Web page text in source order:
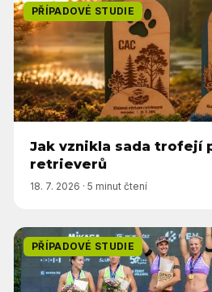
PŘÍPADOVÉ STUDIE
Jak vznikla sada trofejí
retrieverů
18. 7. 2026 · 5 minut čtení
PŘÍPADOVÉ STUDIE